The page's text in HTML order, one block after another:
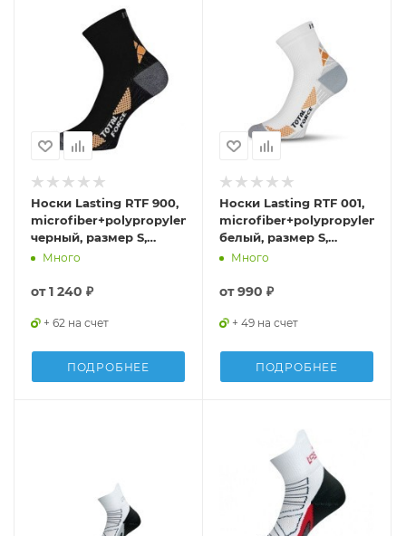
Носки Lasting RTF 900,
microfiber+polypropylene,
черный, размер S,
RTF900S
Много
от1 240 ₽
+ 62 на счет
ПОДРОБНЕЕ
Носки Lasting RTF 001,
microfiber+polypropylene,
белый, размер S,
RTF001S
Много
от990 ₽
+ 49 на счет
ПОДРОБНЕЕ